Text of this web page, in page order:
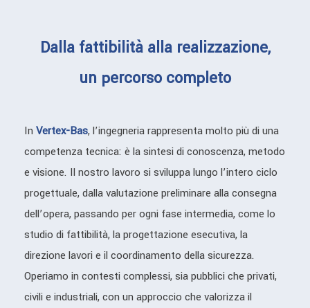
Dalla fattibilità alla realizzazione,
un percorso completo
In Vertex-Bas, l’ingegneria rappresenta molto più di una
competenza tecnica: è la sintesi di conoscenza, metodo
e visione. Il nostro lavoro si sviluppa lungo l’intero ciclo
progettuale, dalla valutazione preliminare alla consegna
dell’opera, passando per ogni fase intermedia, come lo
studio di fattibilità, la progettazione esecutiva, la
direzione lavori e il coordinamento della sicurezza.
Operiamo in contesti complessi, sia pubblici che privati,
civili e industriali, con un approccio che valorizza il